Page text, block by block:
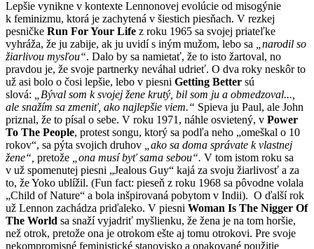
Lepšie vynikne v kontexte Lennonovej evolúcie od misogýnie
k feminizmu, ktorá je zachytená v šiestich piesňach. V rezkej
pesničke Run For Your Life z roku 1965 sa svojej priateľke
vyhráža, že ju zabije, ak ju uvidí s iným mužom, lebo sa
„narodil so
žiarlivou mysľou“. Dalo by sa namietať, že to isto žartoval, no
pravdou je, že svoje partnerky neváhal udrieť. O dva roky neskôr to
už asi bolo o čosi lepšie, lebo v piesni Getting Better sú
slová:
„Býval som k svojej žene krutý, bil som ju a obmedzoval...,
ale snažím sa zmeniť, ako najlepšie viem.“ Spieva ju Paul, ale John
priznal, že to písal o sebe. V roku 1971, náhle osvietený, v Power
To The People, protest songu, ktorý sa podľa neho „omeškal o 10
rokov“, sa pýta svojich druhov
„ako sa doma správate k vlastnej
žene“, pretože „ona musí byť sama sebou“. V tom istom roku sa
v už spomenutej piesni „Jealous Guy“ kajá za svoju žiarlivosť a za
to, že Yoko ublížil. (Fun fact: pieseň z roku 1968 sa pôvodne volala
„Child of Nature“ a bola inšpirovaná pobytom v Indii). O ďalší rok
už Lennon zachádza priďaleko. V piesni Woman Is The Nigger Of
The World sa snaží vyjadriť myšlienku, že žena je na tom horšie,
než otrok, pretože ona je otrokom ešte aj tomu otrokovi. Pre svoje
nekompromisné feministické stanovisko a opakované použitie